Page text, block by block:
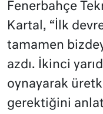
Fenerbahçe
Kartal, “İlk
tamamen
azdı. İkinci
oynayarak
gerektiğini